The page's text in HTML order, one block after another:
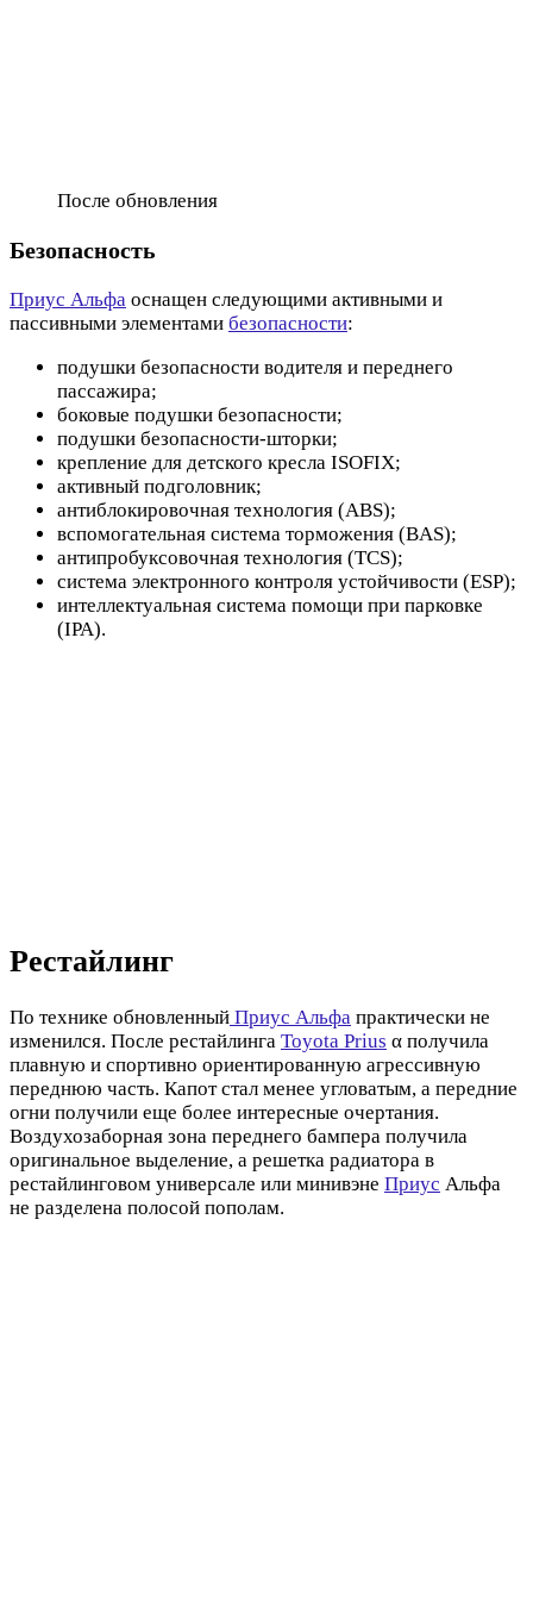
После обновления
Безопасность
Приус Альфа оснащен следующими активными и
пассивными элементами безопасности:
подушки безопасности водителя и переднего
пассажира;
боковые подушки безопасности;
подушки безопасности-шторки;
крепление для детского кресла ISOFIX;
активный подголовник;
антиблокировочная технология (ABS);
вспомогательная система торможения (BAS);
антипробуксовочная технология (TCS);
система электронного контроля устойчивости (ESP);
интеллектуальная система помощи при парковке
(IPA).
Рестайлинг
По технике обновленный Приус Альфа практически не
изменился. После рестайлинга Toyota Prius α получила
плавную и спортивно ориентированную агрессивную
переднюю часть. Капот стал менее угловатым, а передние
огни получили еще более интересные очертания.
Воздухозаборная зона переднего бампера получила
оригинальное выделение, а решетка радиатора в
рестайлинговом универсале или минивэне Приус Альфа
не разделена полосой пополам.